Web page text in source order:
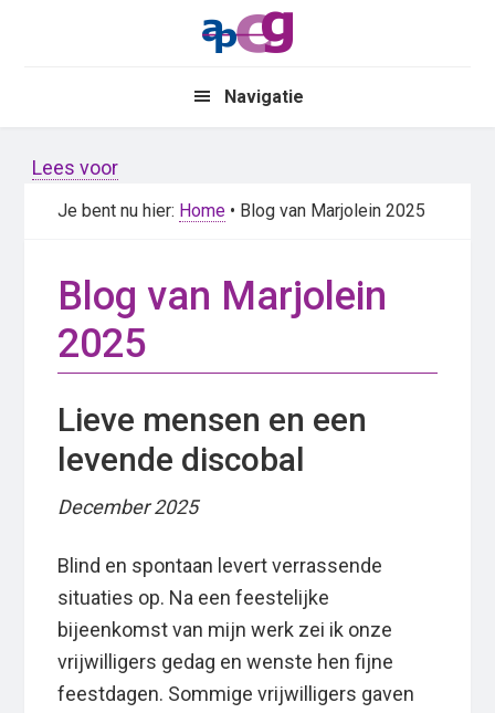
Navigatie
Lees voor
Je bent nu hier: Home • Blog van Marjolein 2025
Blog van Marjolein
2025
Lieve mensen en een
levende discobal
December 2025
Blind en spontaan levert verrassende
situaties op. Na een feestelijke
bijeenkomst van mijn werk zei ik onze
vrijwilligers gedag en wenste hen fijne
feestdagen. Sommige vrijwilligers gaven